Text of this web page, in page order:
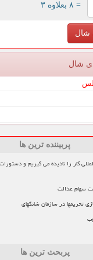
= ۸ بعلاوه ۳
شال
شال
پربیننده ترین ها
کار را نادیده می گیریم و
سهام عدالت
تحریمها در سازمان شانگهای
پربحث ترین ها